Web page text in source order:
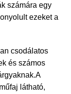
számára egy
ezeket a
csodálatos
és számos
látható,